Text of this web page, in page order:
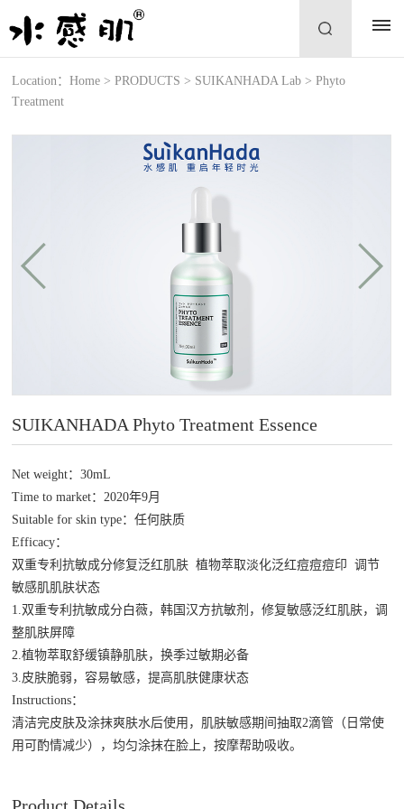
Location：Home >PRODUCTS > SUIKANHADA Lab >Phyto
Treatment
SUIKANHADA Phyto Treatment Essence
Net weight：30mL
Time to market：2020年9月
Suitable for skin type：任何肤质
Efficacy：
双重专利抗敏成分修复泛红肌肤 植物萃取淡化泛红痘痘痘印 调节
敏感肌肌肤状态
1.双重专利抗敏成分白薇，韩国汉方抗敏剂，修复敏感泛红肌肤，调
整肌肤屏障
2.植物萃取舒缓镇静肌肤，换季过敏期必备
3.皮肤脆弱，容易敏感，提高肌肤健康状态
Instructions：
清洁完皮肤及涂抹爽肤水后使用，肌肤敏感期间抽取2滴管（日常使
用可酌情减少），均匀涂抹在脸上，按摩帮助吸收。